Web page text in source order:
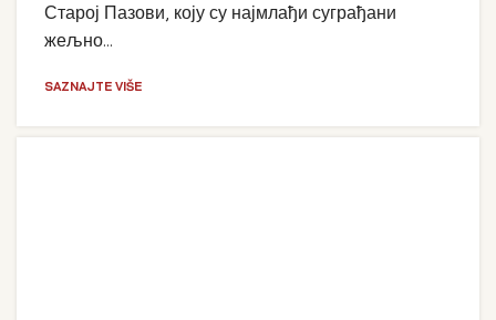
Старој Пазови, коју су најмлађи суграђани
жељно...
SAZNAJTE VIŠE